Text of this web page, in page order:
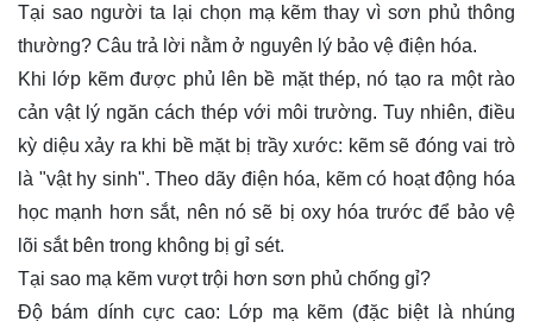
Tại sao người ta lại chọn mạ kẽm thay vì sơn phủ thông
thường? Câu trả lời nằm ở nguyên lý bảo vệ điện hóa.
Khi lớp kẽm được phủ lên bề mặt thép, nó tạo ra một rào
cản vật lý ngăn cách thép với môi trường. Tuy nhiên, điều
kỳ diệu xảy ra khi bề mặt bị trầy xước: kẽm sẽ đóng vai trò
là "vật hy sinh". Theo dãy điện hóa, kẽm có hoạt động hóa
học mạnh hơn sắt, nên nó sẽ bị oxy hóa trước để bảo vệ
lõi sắt bên trong không bị gỉ sét.
Tại sao mạ kẽm vượt trội hơn sơn phủ chống gỉ?
Độ bám dính cực cao: Lớp mạ kẽm (đặc biệt là nhúng